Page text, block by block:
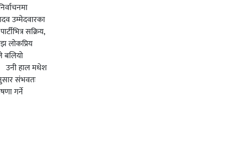
उम्मेदवारका
सक्रिय,
लोकप्रिय
बलियो
उनी हाल मधेश
संभवतः
गर्ने